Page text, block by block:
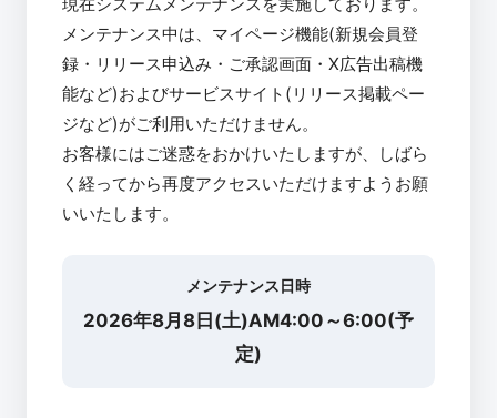
メンテナンス中は、マイページ機能(新規会員登
録・リリース申込み・ご承認画面・X広告出稿機
能など)およびサービスサイト(リリース掲載ペー
ジなど)がご利用いただけません。
お客様にはご迷惑をおかけいたしますが、しばら
く経ってから再度アクセスいただけますようお願
いいたします。
メンテナンス日時
2026年8月8日(土)AM4:00～6:00(予
定)